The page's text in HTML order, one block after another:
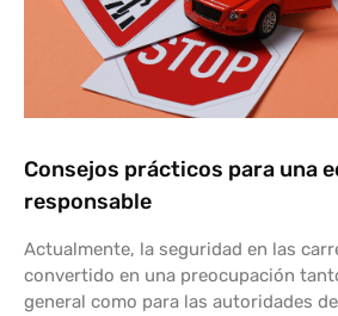
Consejos prácticos para una
responsable
Actualmente, la seguridad en las
convertido en una preocupación
general como para las autoridades